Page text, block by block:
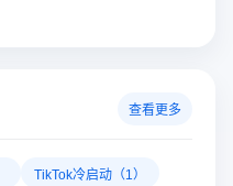
查看更多
TikTok冷启动（1）